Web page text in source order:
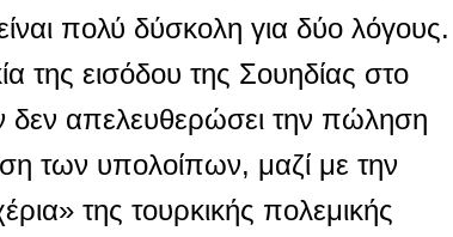
πολύ δύσκολη για δύο λόγους.
της εισόδου της Σουηδίας στο
απελευθερώσει την πώληση
των υπολοίπων, μαζί με την
της τουρκικής πολεμικής